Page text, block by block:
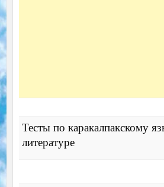
Тесты по каракалпакскому
литературе